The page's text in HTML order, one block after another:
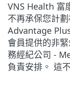
VNS Health 富
不再承保您計
Advantage
會員提供的非
務經紀公司 -
負責安排。 這